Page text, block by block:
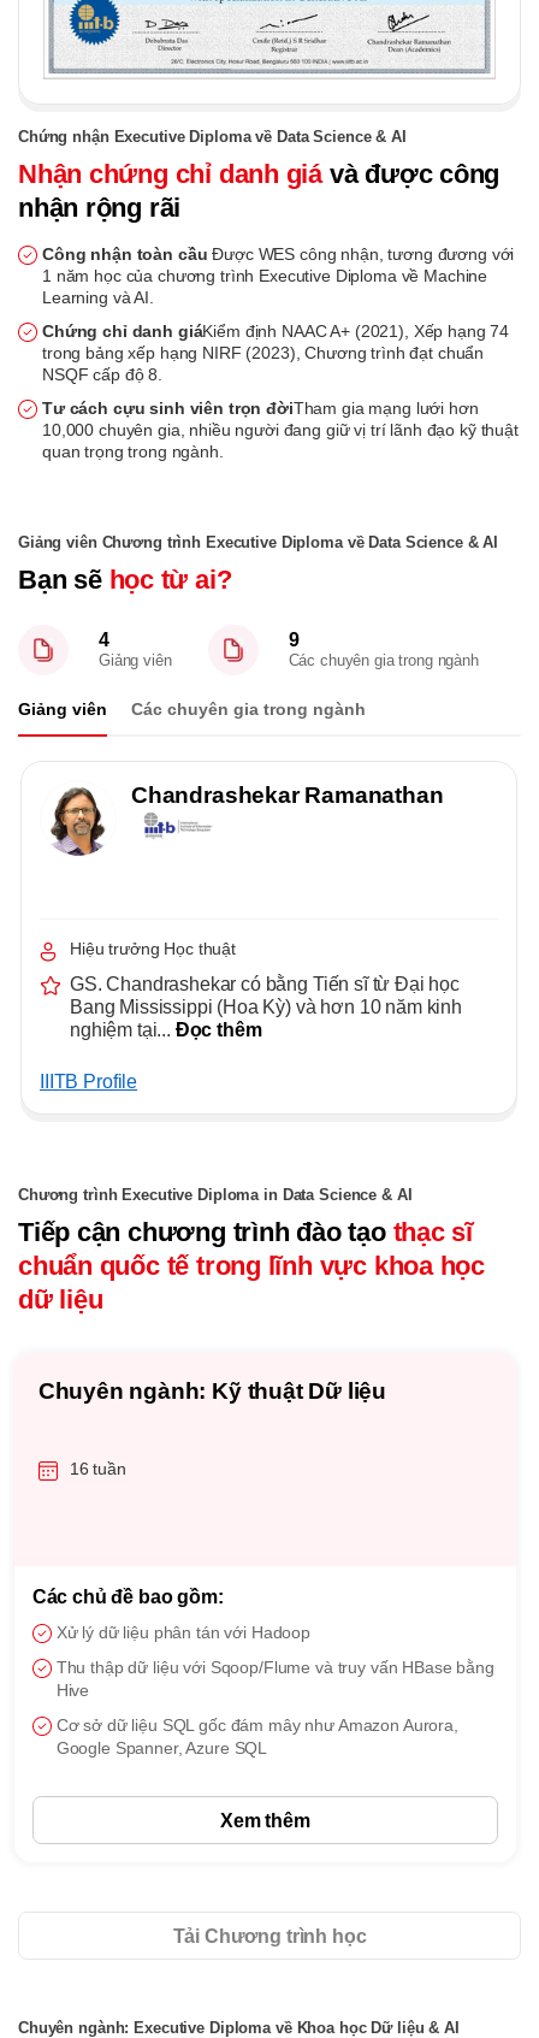
Chứng nhận Executive Diploma về Data Science & AI
Nhận chứng chỉ danh giávà được công
nhận rộng rãi
Công nhận toàn cầu Được WES công nhận, tương đương với
1 năm học của chương trình Executive Diploma về Machine
Learning và AI.
Chứng chỉ danh giáKiểm định NAAC A+ (2021), Xếp hạng 74
trong bảng xếp hạng NIRF (2023), Chương trình đạt chuẩn
NSQF cấp độ 8.
Tư cách cựu sinh viên trọn đờiTham gia mạng lưới hơn
10,000 chuyên gia, nhiều người đang giữ vị trí lãnh đạo kỹ thuật
quan trọng trong ngành.
Giảng viên Chương trình Executive Diploma về Data Science & AI
Bạn sẽ học từ ai?
4
Giảng viên
9
Các chuyên gia trong ngành
Giảng viên Các chuyên gia trong ngành
Chandrashekar Ramanathan
Hiệu trưởng Học thuật
GS. Chandrashekar có bằng Tiến sĩ từ Đại học
Bang Mississippi (Hoa Kỳ) và hơn 10 năm kinh
nghiệm tại... Đọc thêm
IIITB Profile
Chương trình Executive Diploma in Data Science & AI
Tiếp cận chương trình đào tạo thạc sĩ
chuẩn quốc tế trong lĩnh vực khoa học
dữ liệu
Chuyên ngành: Kỹ thuật Dữ liệu
16 tuần
Các chủ đề bao gồm:
Xử lý dữ liệu phân tán với Hadoop
Thu thập dữ liệu với Sqoop/Flume và truy vấn HBase bằng
Hive
Cơ sở dữ liệu SQL gốc đám mây như Amazon Aurora,
Google Spanner, Azure SQL
Xem thêm
Tải Chương trình học
Chuyên ngành: Executive Diploma về Khoa học Dữ liệu & AI